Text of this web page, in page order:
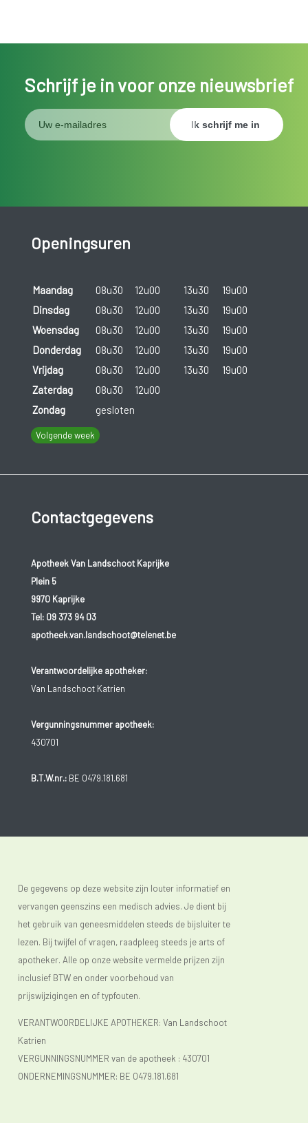
Schrijf je in voor onze nieuwsbrief
Openingsuren
Maandag 08u30 12u00 13u30
19u00
Dinsdag
08u30 12u00 13u30
19u00
Woensdag
08u30 12u00 13u30
19u00
Donderdag
08u30 12u00 13u30
19u00
Vrijdag
08u30 12u00 13u30
19u00
Zaterdag
08u30
12u00
Zondag
gesloten
Volgende week
Contactgegevens
Apotheek Van Landschoot Kaprijke
Plein 5
9970 Kaprijke
Tel: 09 373 94 03
apotheek.van.landschoot@telenet.be
Verantwoordelijke apotheker:
Van Landschoot Katrien
Vergunningsnummer apotheek:
430701
B.T.W.nr.:BE 0479.181.681
De gegevens op deze website zijn louter informatief en
vervangen geenszins een medisch advies. Je dient bij
het gebruik van geneesmiddelen steeds de bijsluiter te
lezen. Bij twijfel of vragen, raadpleeg steeds je arts of
apotheker. Alle op onze website vermelde prijzen zijn
inclusief BTW en onder voorbehoud van
prijswijzigingen en of typfouten.
VERANTWOORDELIJKE APOTHEKER: Van Landschoot
Katrien
VERGUNNINGSNUMMER van de apotheek : 430701
ONDERNEMINGSNUMMER: BE 0479.181.681